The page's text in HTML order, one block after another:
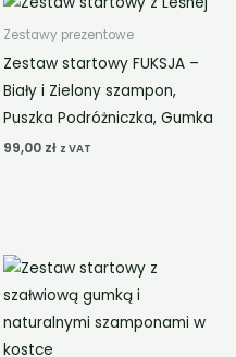
Zestawy prezentowe
Zestaw startowy FUKSJA –
Biały i Zielony szampon,
Puszka Podróżniczka, Gumka
99,00 zł z VAT